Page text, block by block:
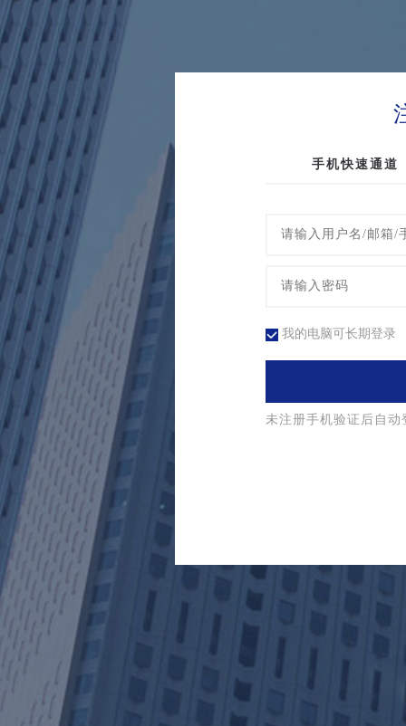
手机快速通道
我的电脑可长期登录
未注册手机验证后自